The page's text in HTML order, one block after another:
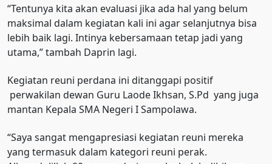
“Tentunya kita akan evaluasi jika ada hal yang belum
maksimal dalam kegiatan kali ini agar selanjutnya bisa
lebih baik lagi. Intinya kebersamaan tetap jadi yang
utama,” tambah Daprin lagi.
Kegiatan reuni perdana ini ditanggapi positif
perwakilan dewan Guru Laode Ikhsan, S.Pd yang juga
mantan Kepala SMA Negeri I Sampolawa.
“Saya sangat mengapresiasi kegiatan reuni mereka
yang termasuk dalam kategori reuni perak.